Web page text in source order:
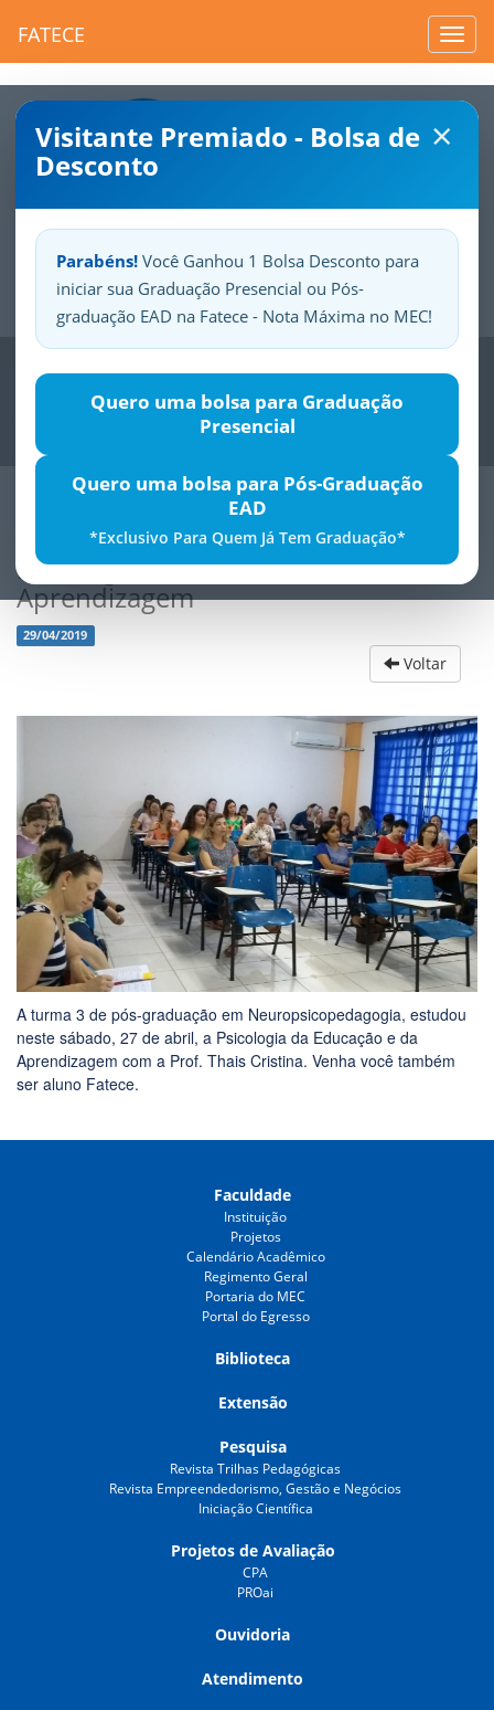
FATECE
×
Visitante Premiado - Bolsa de
Desconto
Parabéns! Você Ganhou 1 Bolsa Desconto para
iniciar sua Graduação Presencial ou Pós-
graduação EAD na Fatece - Nota Máxima no MEC!
Quero uma bolsa para Graduação
Presencial
Quero uma bolsa para Pós-Graduação
EAD
*Exclusivo Para Quem Já Tem Graduação*
SuaFatece.Seuorgulho.
Previous
Psicologia do Desenvolvimento e da
Aprendizagem
29/04/2019
Voltar
A turma 3 de pós-graduação em Neuropsicopedagogia, estudou
neste sábado, 27 de abril, a Psicologia da Educação e da
Aprendizagem com a Prof. Thais Cristina. Venha você também
ser aluno Fatece.
Faculdade
Instituição
Projetos
Calendário Acadêmico
Regimento Geral
Portaria do MEC
Portal do Egresso
Biblioteca
Extensão
Pesquisa
Revista Trilhas Pedagógicas
Revista Empreendedorismo, Gestão e Negócios
Iniciação Científica
Projetos de Avaliação
CPA
PROai
Ouvidoria
Atendimento